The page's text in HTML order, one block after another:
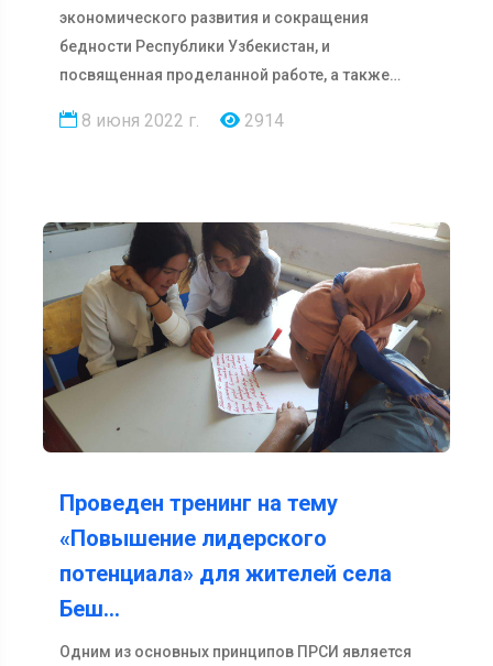
экономического развития и сокращения
бедности Республики Узбекистан, и
посвященная проделанной работе, а также
8 июня 2022 г. 2914
Проведен тренинг на тему
«Повышение лидерского
потенциала» для жителей села
Беш…
Одним из основных принципов ПРСИ является